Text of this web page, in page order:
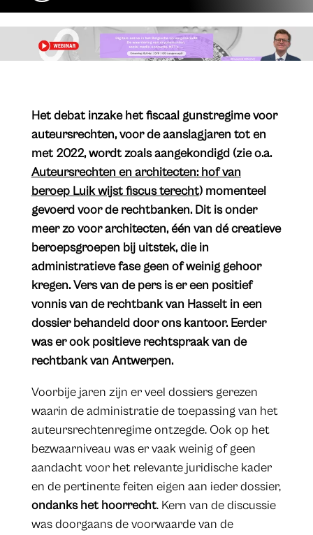
Het debat inzake het fiscaal gunstregime voor
auteursrechten, voor de aanslagjaren tot en
met 2022, wordt zoals aangekondigd (zie o.a.
Auteursrechten en architecten: hof van
beroep Luik wijst fiscus terecht) momenteel
gevoerd voor de rechtbanken. Dit is onder
meer zo voor architecten, één van dé creatieve
beroepsgroepen bij uitstek, die in
administratieve fase geen of weinig gehoor
kregen. Vers van de pers is er een positief
vonnis van de rechtbank van Hasselt in een
dossier behandeld door ons kantoor. Eerder
was er ook positieve rechtspraak van de
rechtbank van Antwerpen.
Voorbije jaren zijn er veel dossiers gerezen
waarin de administratie de toepassing van het
auteursrechtenregime ontzegde. Ook op het
bezwaarniveau was er vaak weinig of geen
aandacht voor het relevante juridische kader
en de pertinente feiten eigen aan ieder dossier,
ondanks het hoorrecht. Kern van de discussie
was doorgaans de voorwaarde van de